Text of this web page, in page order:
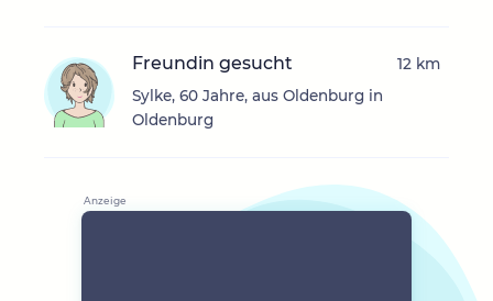
Freundin gesucht
Sylke, 60 Jahre, aus Oldenburg in
Oldenburg
12 km